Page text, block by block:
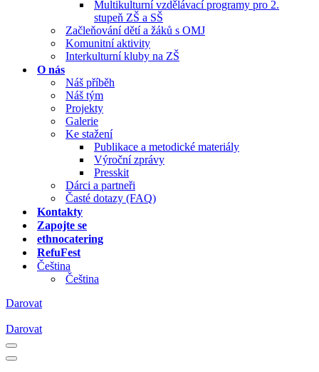
Multikulturní vzdělávací programy pro 2.
stupeň ZŠ a SŠ
Začleňování dětí a žáků s OMJ
Komunitní aktivity
Interkulturní kluby na ZŠ
O nás
Náš příběh
Náš tým
Projekty
Galerie
Ke stažení
Publikace a metodické materiály
Výroční zprávy
Presskit
Dárci a partneři
Časté dotazy (FAQ)
Kontakty
Zapojte se
ethnocatering
RefuFest
Čeština
Čeština
Darovat
Darovat
Navigační
menu
Navigační